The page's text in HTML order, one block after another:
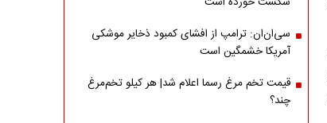
سی‌ان‌ان: ترامپ از افشای کمبود ذخایر موشکی
آمریکا خشمگین است
قیمت تخم مرغ رسما اعلام شد| هر کیلو تخم‌مرغ
چند؟